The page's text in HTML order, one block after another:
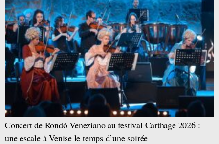
Concert de Rondò Veneziano au festival Carthage 2026 :
une escale à Venise le temps d’une soirée